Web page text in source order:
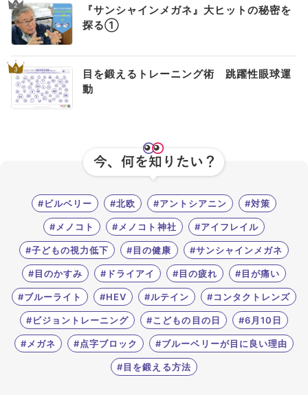
2
『サンシャインメガネ』大ヒットの秘密を
探る①
3
目を鍛えるトレーニング術 跳躍性眼球運
動
#ビルベリー #北欧 #アントシアニン #対策
#メノコト #メノコト神社 #アイフレイル
#子どもの視力低下 #目の健康 #サンシャインメガネ
#目のかすみ #ドライアイ #目の疲れ #目が痛い
#ブルーライト #HEV #ルテイン #コンタクトレンズ
#ビジョントレーニング #こどもの目の日 #6月10日
#メガネ #点字ブロック #ブルーベリーが目に良い理由
#目を鍛える方法